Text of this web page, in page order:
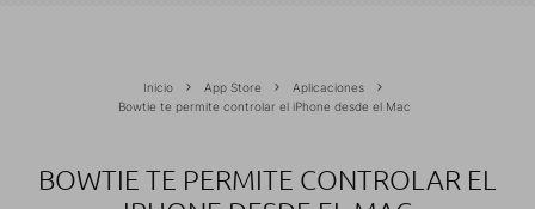
Inicio App Store
Aplicaciones
Bowtie te permite controlar el iPhone desde el Mac
BOWTIE TE PERMITE CONTROLAR EL